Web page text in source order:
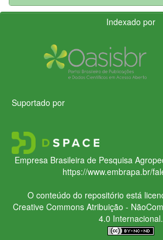
Indexado por
Suportado por
Empresa Brasileira de Pesquisa
https://www.embrapa.br/
O conteúdo do repositório está
Creative CommonsAtribuição -
4.0 Internacional.